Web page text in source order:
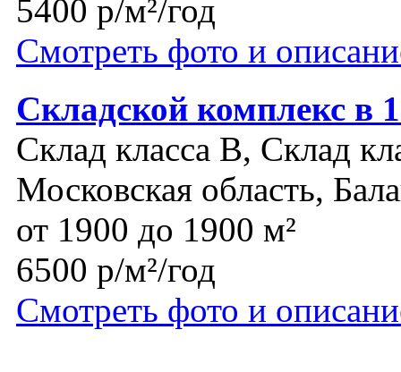
5400 р/м²/год
Смотреть фото и
Складской комплекс
Склад класса B, Склад
Московская область,
от 1900 до 1900 м²
6500 р/м²/год
Смотреть фото и